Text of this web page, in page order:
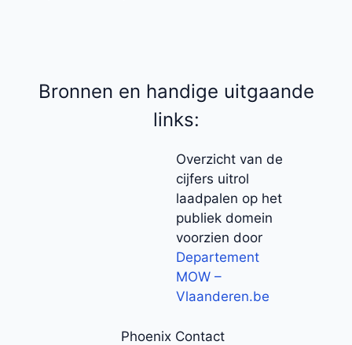
Bronnen en handige uitgaande
links:
Overzicht van de
cijfers uitrol
laadpalen op het
publiek domein
voorzien door
Departement
MOW –
Vlaanderen.be
Phoenix Contact